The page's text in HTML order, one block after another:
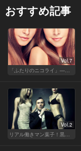
おすすめ記事
Vol.7
「ふたりのニコライ」―作家・柴崎竜人の恋愛ストーリー
Vol.2
リアル働きマン葉子！黒革の編集手帳 written by 内埜さくら